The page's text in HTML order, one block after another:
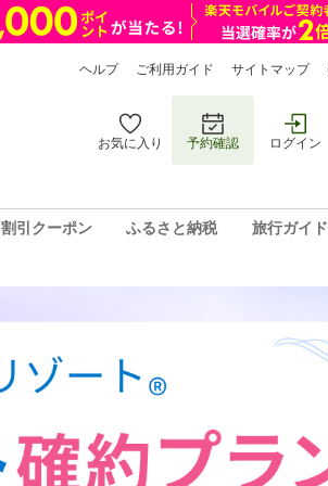
ヘルプ ご利用ガイド サイトマップ
お気に入り 予約確認 ログイン
割引クーポン ふるさと納税 旅行ガイド